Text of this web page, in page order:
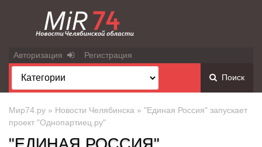
Авторизация Регистрация
Поиск
Мир74.ру » Новости Челябинска » "Единая Россия" запускает
проект "Однопартиец.ру"